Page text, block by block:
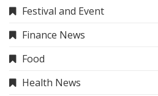
Festival and Event
Finance News
Food
Health News